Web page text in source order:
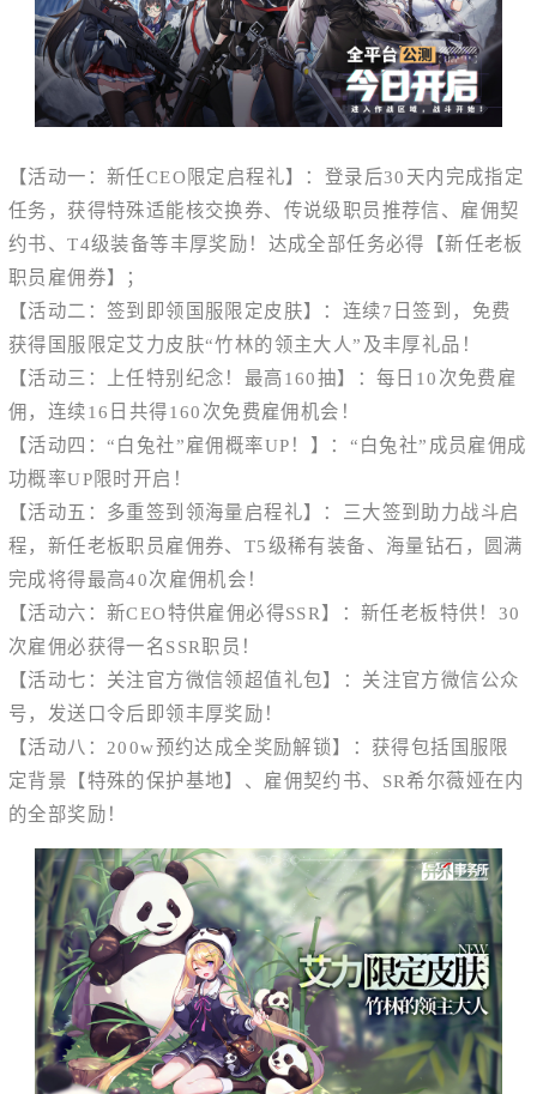
【活动一：新任CEO限定启程礼】
：登录后30天内完成指定
任务，获得特殊适能核交换券、传说级职员推荐信、雇佣契
约书、T4级装备等丰厚奖励！达成全部任务必得【新任老板
职员雇佣券】；
【活动二：签到即领国服限定皮肤】
：连续7日签到，免费
获得国服限定艾力皮肤“竹林的领主大人”及丰厚礼品！
【活动三：上任特别纪念！最高160抽】
：每日10次免费雇
佣，连续16日共得160次免费雇佣机会！
【活动四：“白兔社”雇佣概率UP！】
：“白兔社”成员雇佣成
功概率UP限时开启！
【活动五：多重签到领海量启程礼】
：三大签到助力战斗启
程，新任老板职员雇佣券、T5级稀有装备、海量钻石，圆满
完成将得最高40次雇佣机会！
【活动六：新CEO特供雇佣必得SSR】
：新任老板特供！30
次雇佣必获得一名SSR职员！
【活动七：关注官方微信领超值礼包】
：关注官方微信公众
号，发送口令后即领丰厚奖励！
【活动八：200w预约达成全奖励解锁】
：获得包括国服限
定背景【特殊的保护基地】、雇佣契约书、SR希尔薇娅在内
的全部奖励！